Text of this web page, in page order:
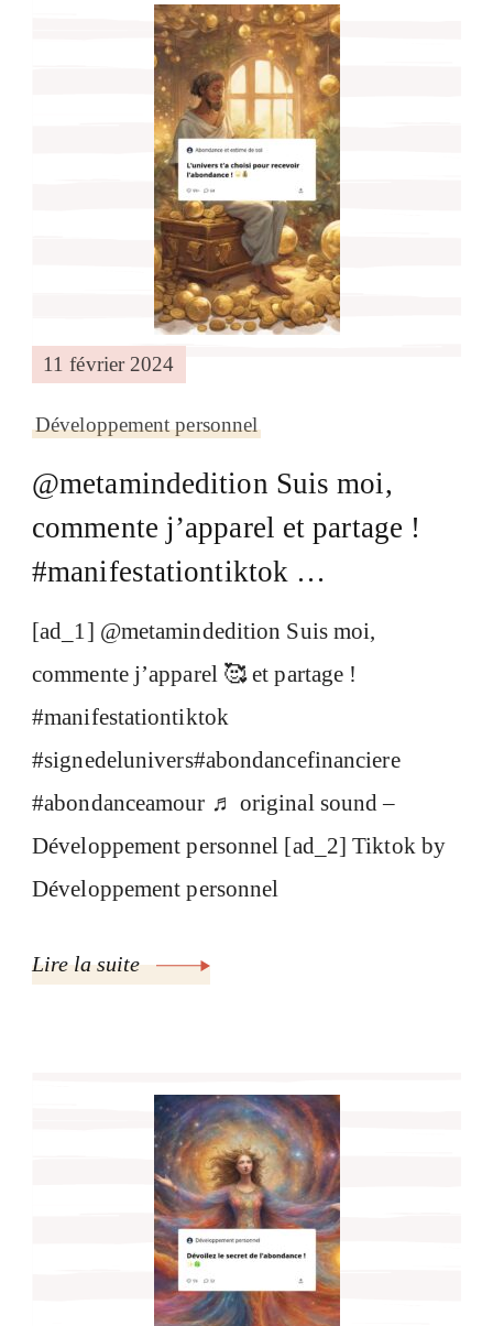
11 février 2024
Développement personnel
@metamindedition Suis moi,
commente j’apparel et partage !
#manifestationtiktok …
[ad_1] @metamindedition Suis moi,
commente j’apparel 🥰 et partage !
#manifestationtiktok
#signedelunivers#abondancefinanciere
#abondanceamour ♬ original sound –
Développement personnel [ad_2] Tiktok by
Développement personnel
Lire la suite